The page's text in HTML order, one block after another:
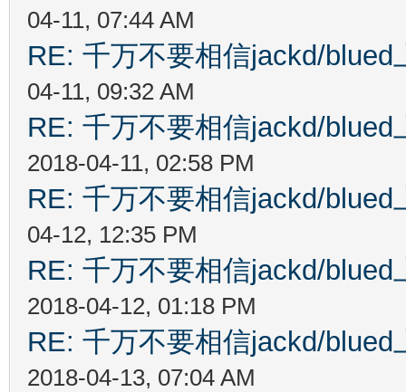
04-11, 07:44 AM
RE: 千万不要相信jackd/
04-11, 09:32 AM
RE: 千万不要相信jackd/
2018-04-11, 02:58 PM
RE: 千万不要相信jackd/
04-12, 12:35 PM
RE: 千万不要相信jackd/
2018-04-12, 01:18 PM
RE: 千万不要相信jackd/
2018-04-13, 07:04 AM